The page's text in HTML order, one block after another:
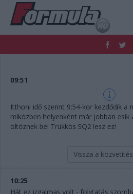
FORMULA
HAZAI
RETRO
EGYÉB
PODCAST
SHOP
LIVE
09:51
Itthoni idő szerint 9:54-kor kezdődik a
miközben helyenként már jobban esik
öltöznek be! Trükkös SQ2 lesz ez!
Vissza a
10:25
Hát ez izgalmas volt - folytatás